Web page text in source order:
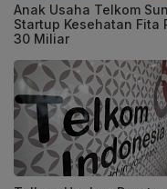
Anak Usaha Telkom
Startup Kesehatan Fita
30 Miliar